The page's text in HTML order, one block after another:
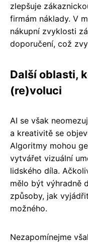
zlepšuje
firmám náklady. V
nákupní zvyklosti
doporučení, což
Další oblasti,
(re)voluci
AI se však
a kreativitě se
Algoritmy mohou
vytvářet vizuální
lidského díla.
mělo být výhradně
způsoby, jak
možného.
Nezapomínejme